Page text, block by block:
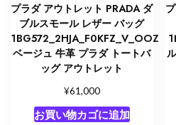
プラダ アウトレット PRADA ダ
ブルスモール レザー バッグ
1BG572_2HJA_F0KFZ_V_OOZ
ベージュ 牛革 プラダ トートバ
ッグ アウトレット
¥61,000
お買い物カゴに追加